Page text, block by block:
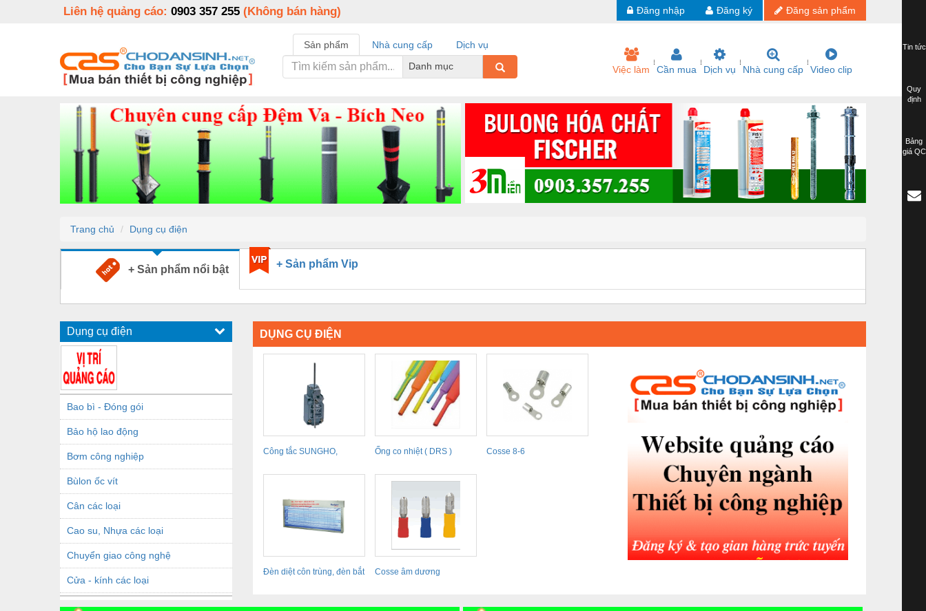
Liên hệ quảng cáo: 0903 357 255 (Không bán hàng) Đăng sản phẩm
Đăng ký
Đăng nhập
Sản phẩm Nhà cung cấp
Dịch vụ
Danh mục
Việc làm Cần mua Dịch vụ Nhà cung cấp Video clip
Trang chủ Dụng cụ điện
+ Sản phẩm nổi bật + Sản phẩm Vip
Dụng cụ điện
Bao bì - Đóng gói
Bảo hộ lao động
Bơm công nghiệp
Bùlon ốc vít
Cân các loại
Cao su, Nhựa các loại
Chuyển giao công nghệ
Cửa - kính các loại
Dầu khí - Thiết bị
DỤNG CỤ ĐIỆN
Công tắc SUNGHO,
Ống co nhiệt ( DRS ) Cosse 8-6
Đèn diệt côn trùng, đèn bắt
Cosse âm dương
Tin tức
Quy
định
Bảng
giá QC